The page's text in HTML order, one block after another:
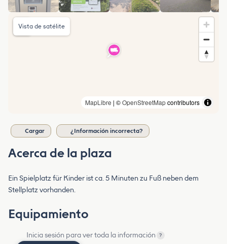
MapLibre | ©OpenStreetMapcontributors
Vista de satélite
Cargar ¿Información incorrecta?
Acerca de la plaza
Ein Spielplatz für Kinder ist ca. 5 Minuten zu Fuß neben dem
Stellplatz vorhanden.
Equipamiento
Inicia sesión para ver toda la información ?